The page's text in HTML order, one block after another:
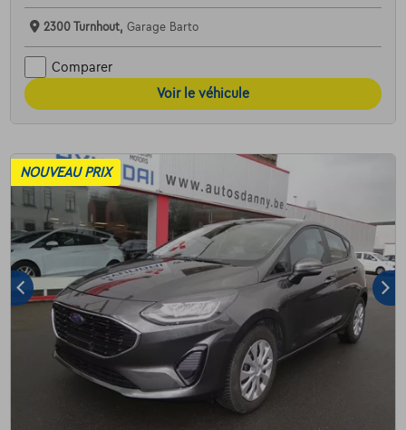
2300 Turnhout, Garage Barto
Comparer
Voir le véhicule
NOUVEAU PRIX